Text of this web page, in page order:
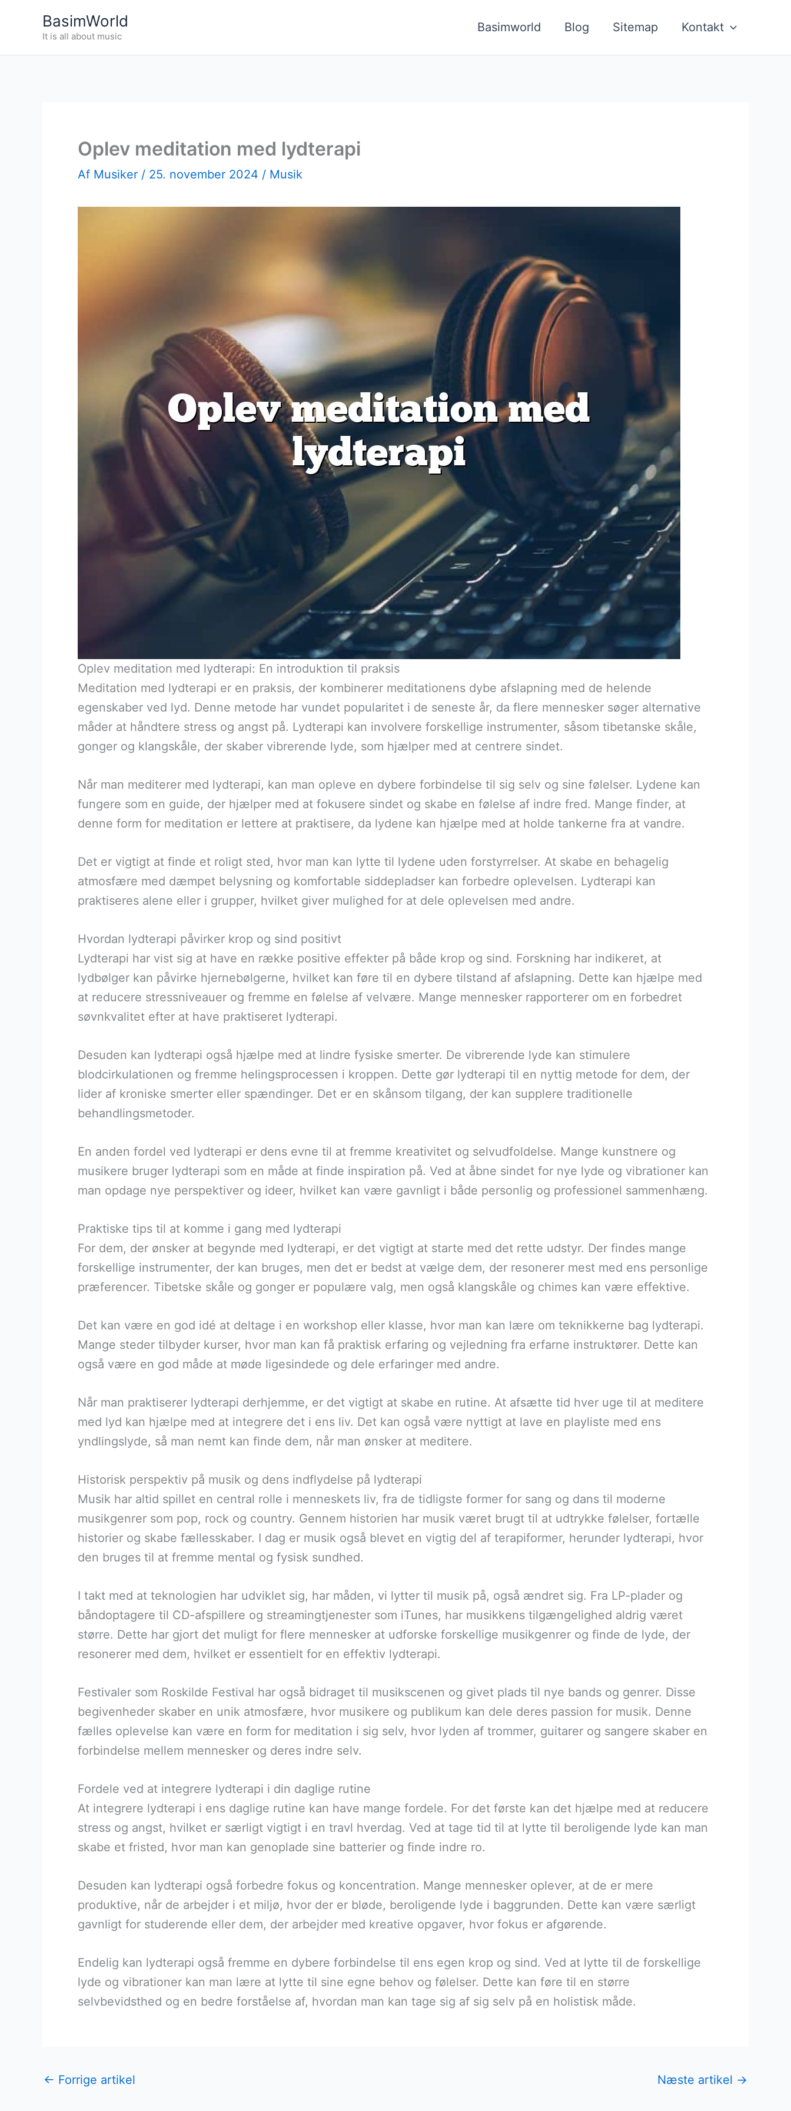
BasimWorld
It is all about music
Basimworld Blog Sitemap Kontakt
Oplev meditation med lydterapi
Af Musiker / 25. november 2024 / Musik
Oplev meditation med lydterapi: En introduktion til praksis
Meditation med lydterapi er en praksis, der kombinerer meditationens dybe afslapning med de helende
egenskaber ved lyd. Denne metode har vundet popularitet i de seneste år, da flere mennesker søger alternative
måder at håndtere stress og angst på. Lydterapi kan involvere forskellige instrumenter, såsom tibetanske skåle,
gonger og klangskåle, der skaber vibrerende lyde, som hjælper med at centrere sindet.
Når man mediterer med lydterapi, kan man opleve en dybere forbindelse til sig selv og sine følelser. Lydene kan
fungere som en guide, der hjælper med at fokusere sindet og skabe en følelse af indre fred. Mange finder, at
denne form for meditation er lettere at praktisere, da lydene kan hjælpe med at holde tankerne fra at vandre.
Det er vigtigt at finde et roligt sted, hvor man kan lytte til lydene uden forstyrrelser. At skabe en behagelig
atmosfære med dæmpet belysning og komfortable siddepladser kan forbedre oplevelsen. Lydterapi kan
praktiseres alene eller i grupper, hvilket giver mulighed for at dele oplevelsen med andre.
Hvordan lydterapi påvirker krop og sind positivt
Lydterapi har vist sig at have en række positive effekter på både krop og sind. Forskning har indikeret, at
lydbølger kan påvirke hjernebølgerne, hvilket kan føre til en dybere tilstand af afslapning. Dette kan hjælpe med
at reducere stressniveauer og fremme en følelse af velvære. Mange mennesker rapporterer om en forbedret
søvnkvalitet efter at have praktiseret lydterapi.
Desuden kan lydterapi også hjælpe med at lindre fysiske smerter. De vibrerende lyde kan stimulere
blodcirkulationen og fremme helingsprocessen i kroppen. Dette gør lydterapi til en nyttig metode for dem, der
lider af kroniske smerter eller spændinger. Det er en skånsom tilgang, der kan supplere traditionelle
behandlingsmetoder.
En anden fordel ved lydterapi er dens evne til at fremme kreativitet og selvudfoldelse. Mange kunstnere og
musikere bruger lydterapi som en måde at finde inspiration på. Ved at åbne sindet for nye lyde og vibrationer kan
man opdage nye perspektiver og ideer, hvilket kan være gavnligt i både personlig og professionel sammenhæng.
Praktiske tips til at komme i gang med lydterapi
For dem, der ønsker at begynde med lydterapi, er det vigtigt at starte med det rette udstyr. Der findes mange
forskellige instrumenter, der kan bruges, men det er bedst at vælge dem, der resonerer mest med ens personlige
præferencer. Tibetske skåle og gonger er populære valg, men også klangskåle og chimes kan være effektive.
Det kan være en god idé at deltage i en workshop eller klasse, hvor man kan lære om teknikkerne bag lydterapi.
Mange steder tilbyder kurser, hvor man kan få praktisk erfaring og vejledning fra erfarne instruktører. Dette kan
også være en god måde at møde ligesindede og dele erfaringer med andre.
Når man praktiserer lydterapi derhjemme, er det vigtigt at skabe en rutine. At afsætte tid hver uge til at meditere
med lyd kan hjælpe med at integrere det i ens liv. Det kan også være nyttigt at lave en playliste med ens
yndlingslyde, så man nemt kan finde dem, når man ønsker at meditere.
Historisk perspektiv på musik og dens indflydelse på lydterapi
Musik har altid spillet en central rolle i menneskets liv, fra de tidligste former for sang og dans til moderne
musikgenrer som pop, rock og country. Gennem historien har musik været brugt til at udtrykke følelser, fortælle
historier og skabe fællesskaber. I dag er musik også blevet en vigtig del af terapiformer, herunder lydterapi, hvor
den bruges til at fremme mental og fysisk sundhed.
I takt med at teknologien har udviklet sig, har måden, vi lytter til musik på, også ændret sig. Fra LP-plader og
båndoptagere til CD-afspillere og streamingtjenester som iTunes, har musikkens tilgængelighed aldrig været
større. Dette har gjort det muligt for flere mennesker at udforske forskellige musikgenrer og finde de lyde, der
resonerer med dem, hvilket er essentielt for en effektiv lydterapi.
Festivaler som Roskilde Festival har også bidraget til musikscenen og givet plads til nye bands og genrer. Disse
begivenheder skaber en unik atmosfære, hvor musikere og publikum kan dele deres passion for musik. Denne
fælles oplevelse kan være en form for meditation i sig selv, hvor lyden af trommer, guitarer og sangere skaber en
forbindelse mellem mennesker og deres indre selv.
Fordele ved at integrere lydterapi i din daglige rutine
At integrere lydterapi i ens daglige rutine kan have mange fordele. For det første kan det hjælpe med at reducere
stress og angst, hvilket er særligt vigtigt i en travl hverdag. Ved at tage tid til at lytte til beroligende lyde kan man
skabe et fristed, hvor man kan genoplade sine batterier og finde indre ro.
Desuden kan lydterapi også forbedre fokus og koncentration. Mange mennesker oplever, at de er mere
produktive, når de arbejder i et miljø, hvor der er bløde, beroligende lyde i baggrunden. Dette kan være særligt
gavnligt for studerende eller dem, der arbejder med kreative opgaver, hvor fokus er afgørende.
Endelig kan lydterapi også fremme en dybere forbindelse til ens egen krop og sind. Ved at lytte til de forskellige
lyde og vibrationer kan man lære at lytte til sine egne behov og følelser. Dette kan føre til en større
selvbevidsthed og en bedre forståelse af, hvordan man kan tage sig af sig selv på en holistisk måde.
← Forrige artikel Næste artikel →